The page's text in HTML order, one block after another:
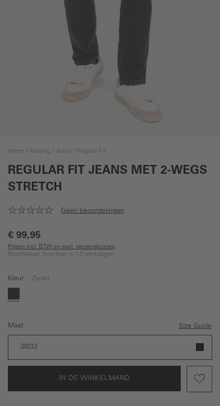
Heren Kleding Jeans Regular Fit
REGULAR FIT JEANS MET 2-WEGS
STRETCH
Geen beoordelingen
€ 99,95
Prijzen incl. BTW en excl. verzendkosten
Beschikbaar, leverbaar in 1-3 werkdagen
Kleur Zwart
Zwart
Maat Size Guide
30/32
IN DE WINKELMAND